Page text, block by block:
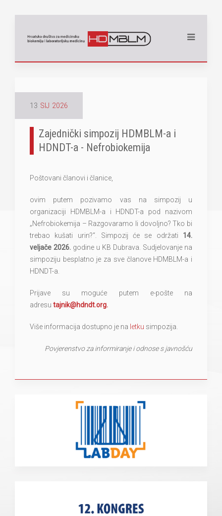
13 SIJ 2026
Zajednički simpozij HDMBLM-a i
HDNDT-a - Nefrobiokemija
Poštovani članovi i članice,
ovim putem pozivamo vas na simpozij u
organizaciji HDMBLM-a i HDNDT-a pod nazivom
„Nefrobiokemija – Razgovaramo li dovoljno? Tko bi
trebao kušati urin?“. Simpozij će se održati 14.
veljače 2026. godine u KB Dubrava. Sudjelovanje na
simpoziju besplatno je za sve članove HDMBLM-a i
HDNDT-a.
Prijave su moguće putem e-pošte na
adresu tajnik@hdndt.org.
Više informacija dostupno je na letku simpozija.
Povjerenstvo za informiranje i odnose s javnošću